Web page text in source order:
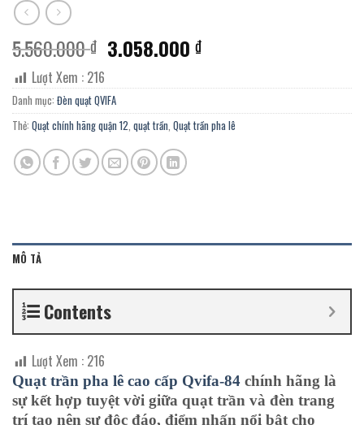
5.560.000₫ Giá
gốc
là:
5.560.000 ₫.
3.058.000₫Giá
tại
là:
3.058.000 ₫.
Lượt Xem : 216
Danh mục: Đèn quạt QVIFA
Thẻ: Quạt chính hãng quận 12, quạt trần, Quạt trần pha lê
MÔ TẢ
Contents
Lượt Xem : 216
Quạt trần pha lê cao cấp Qvifa-84 chính hãng là
sự kết hợp tuyệt vời giữa quạt trần và đèn trang
trí tạo nên sự độc đáo, điểm nhấn nổi bật cho